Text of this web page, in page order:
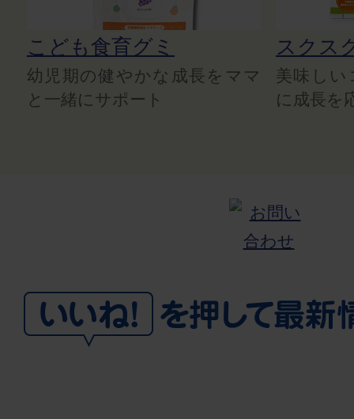
こども食育グミ
幼児期の健やかな成長をママ
と一緒にサポート
スクス
美味しい
に成長を